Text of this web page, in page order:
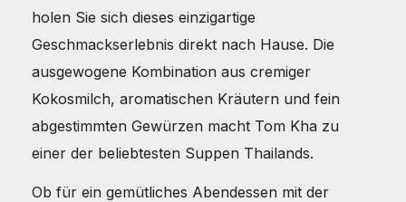
holen Sie sich dieses einzigartige
Geschmackserlebnis direkt nach Hause. Die
ausgewogene Kombination aus cremiger
Kokosmilch, aromatischen Kräutern und fein
abgestimmten Gewürzen macht Tom Kha zu
einer der beliebtesten Suppen Thailands.
Ob für ein gemütliches Abendessen mit der